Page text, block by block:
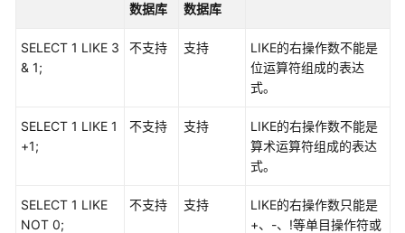
数据库
数据库
SELECT 1 LIKE 3
& 1;
不支持 支持
LIKE的右操作数不能是
位运算符组成的表达
式。
SELECT 1 LIKE 1
+1;
不支持 支持
LIKE的右操作数不能是
算术运算符组成的表达
式。
SELECT 1 LIKE
NOT 0;
不支持 支持
LIKE的右操作数只能是
+、-、!等单目操作符或